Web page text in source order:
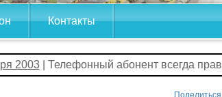
Контакты
2003| Телефонный абонент всегда прав